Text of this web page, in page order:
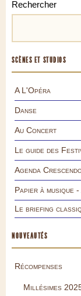
Rechercher
SCÈNES ET STUDIOS
A L'Opéra
Danse
Au Concert
Le guide des
Agenda
Papier à musique
Le briefing
NOUVEAUTÉS
Récompenses
Millésimes